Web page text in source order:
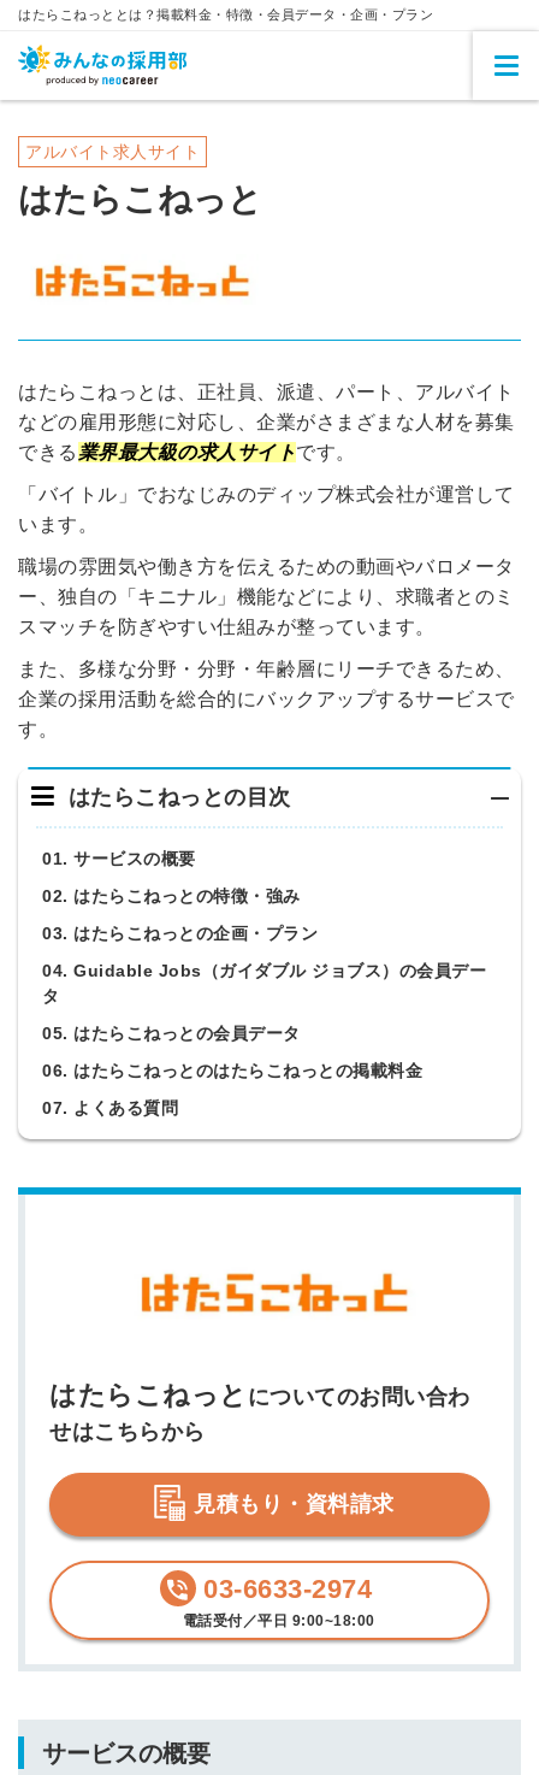
はたらこねっととは？掲載料金・特徴・会員データ・企画・プラン
アルバイト求人サイト
はたらこねっと
はたらこねっとは、正社員、派遣、パート、アルバイト
などの雇用形態に対応し、企業がさまざまな人材を募集
できる 業界最大級の求人サイトです。
「バイトル」でおなじみのディップ株式会社が運営して
います。
職場の雰囲気や働き方を伝えるための動画やバロメータ
ー、独自の「キニナル」機能などにより、求職者とのミ
スマッチを防ぎやすい仕組みが整っています。
また、多様な分野・分野・年齢層にリーチできるため、
企業の採用活動を総合的にバックアップするサービスで
す。
はたらこねっとの目次
01. サービスの概要
02. はたらこねっとの特徴・強み
03. はたらこねっとの企画・プラン
04. Guidable Jobs（ガイダブル ジョブス）の会員デー
タ
05. はたらこねっとの会員データ
06. はたらこねっとのはたらこねっとの掲載料金
07. よくある質問
はたらこねっと についてのお問い合わ
せはこちらから
見積もり・資料請求
03-6633-2974
電話受付／平日 9:00~18:00
サービスの概要